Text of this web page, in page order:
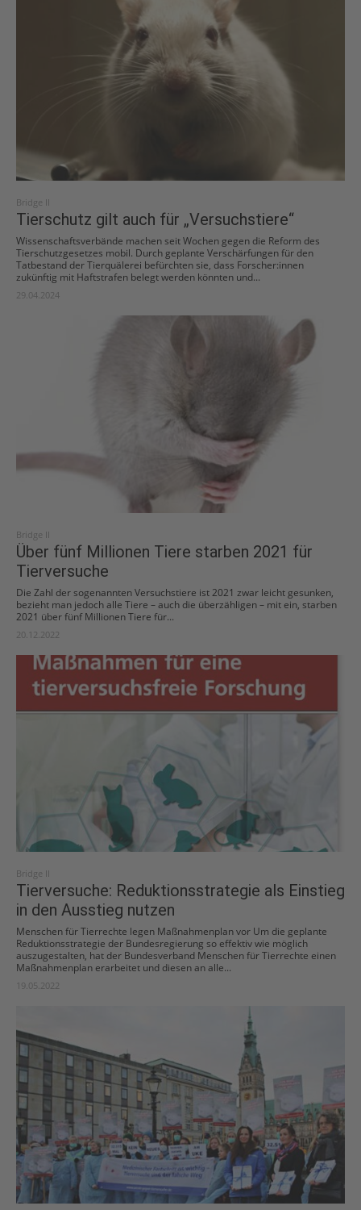
Bridge II
Tierschutz gilt auch für „Versuchstiere“
Wissenschaftsverbände machen seit Wochen gegen die Reform des
Tierschutzgesetzes mobil. Durch geplante Verschärfungen für den
Tatbestand der Tierquälerei befürchten sie, dass Forscher:innen
zukünftig mit Haftstrafen belegt werden könnten und...
29.04.2024
Bridge II
Über fünf Millionen Tiere starben 2021 für
Tierversuche
Die Zahl der sogenannten Versuchstiere ist 2021 zwar leicht gesunken,
bezieht man jedoch alle Tiere – auch die überzähligen – mit ein, starben
2021 über fünf Millionen Tiere für...
20.12.2022
Bridge II
Tierversuche: Reduktionsstrategie als Einstieg
in den Ausstieg nutzen
Menschen für Tierrechte legen Maßnahmenplan vor Um die geplante
Reduktionsstrategie der Bundesregierung so effektiv wie möglich
auszugestalten, hat der Bundesverband Menschen für Tierrechte einen
Maßnahmenplan erarbeitet und diesen an alle...
19.05.2022